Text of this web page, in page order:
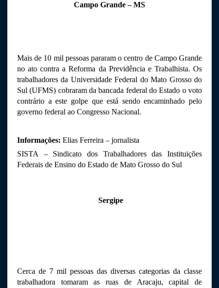
Campo Grande – MS
Mais de 10 mil pessoas pararam o centro de Campo Grande
no ato contra a Reforma da Previdência e Trabalhista. Os
trabalhadores da Universidade Federal do Mato Grosso do
Sul (UFMS) cobraram da bancada federal do Estado o voto
contrário a este golpe que está sendo encaminhado pelo
governo federal ao Congresso Nacional.
Informações: Elias Ferreira – jornalista
SISTA
– Sindicato dos Trabalhadores das Instituições
Federais de Ensino do Estado de Mato Grosso do Sul
Sergipe
Cerca de 7 mil pessoas das diversas categorias da classe
trabalhadora tomaram as ruas de Aracaju, capital de